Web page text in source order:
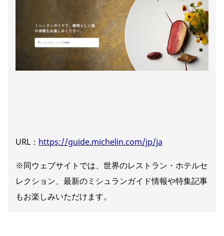
URL： https://guide.michelin.com/jp/ja
※同ウェブサイトでは、世界のレストラン・ホテルセ
レクション、最新のミシュランガイド情報や特集記事
もお楽しみいただけます。